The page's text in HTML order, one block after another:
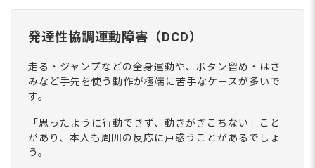
発達性協調運動障害（DCD）
走る・ジャンプなどの全身運動や、ボタン留め・はさ
みなど手先を使う動作が極端に苦手なケースが多いで
す。
「思ったように行動できず、動きがぎこちない」こと
があり、本人も周囲の反応に戸惑うことがあるでしょ
う。